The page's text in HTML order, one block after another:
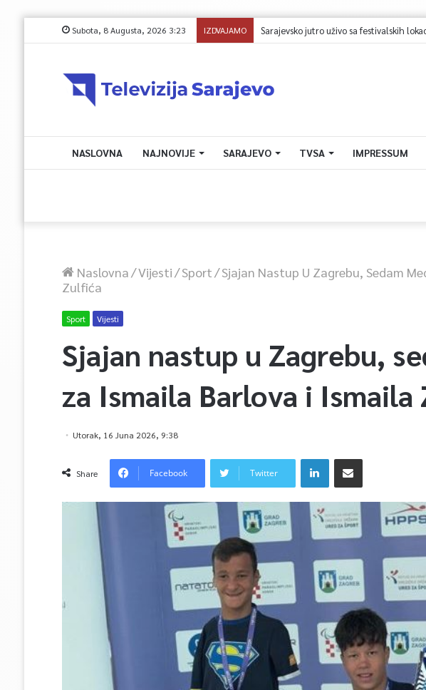
Subota, 8 Augusta, 2026 3:23 IZDVAJAMO
NASLOVNA NAJNOVIJE SARAJEVO TVSA IMPRESSUM
Naslovna/Vijesti/Sport/Sjajan Nastup U Zagrebu, Sedam
Zulfića
Sport Vijesti
Sjajan nastup u Zagrebu,
za Ismaila Barlova i Ismaila
Utorak, 16 Juna 2026, 9:38
Share Facebook Twitter